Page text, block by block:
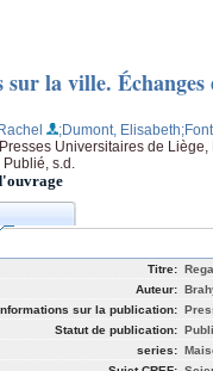
sur la ville.
;Dumont, Elisabeth
Presses Universitaires de Liège,
Publié, s.d.
Titre:
Auteur:
sur la publication:
Statut de publication:
series: